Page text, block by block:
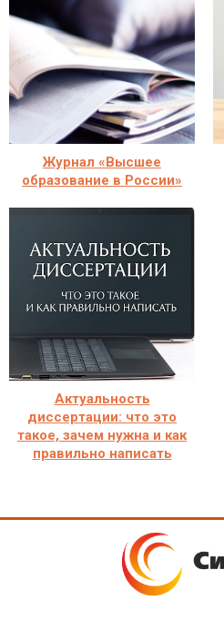
Журнал «Высшее
образование в России»
Актуальность
диссертации: что это
такое, зачем нужна и как
правильно написать